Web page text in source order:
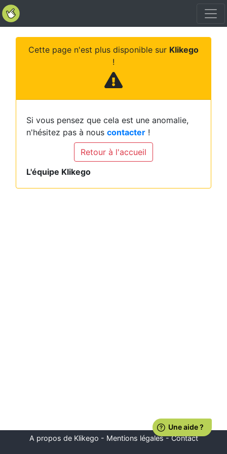
Cette page n'est plus disponible sur Klikego
!
Si vous pensez que cela est une anomalie,
n'hésitez pas à nous contacter !
Retour à l'accueil
L'équipe Klikego
A propos de Klikego - Mentions légales-Contact